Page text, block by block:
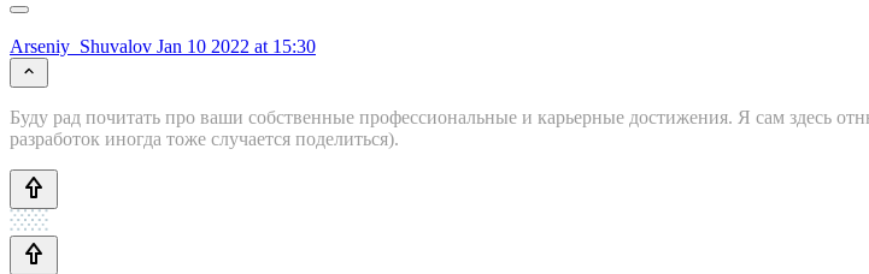
Arseniy_Shuvalov Jan 10 2022 at 15:30
Буду рад почитать про ваши собственные профессиональные и карьерные достижения. Я сам здесь
разработок иногда тоже случается поделиться).